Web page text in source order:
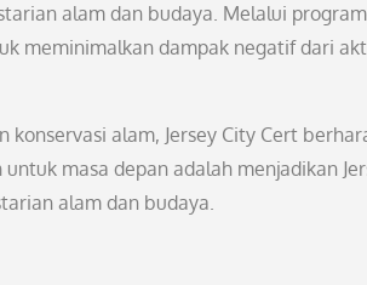
alam dan budaya. Melalui
meminimalkan dampak negatif dari
alam, Jersey City Cert
masa depan adalah menjadikan
alam dan budaya.